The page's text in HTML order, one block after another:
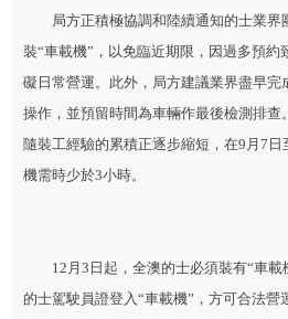
局方正積極協調和陸續通知的士業界
裝“車載機”，以免臨近期限，因過多預約
礙日常營運。此外，局方建議業界盡早完
操作，並預留時間為車輛作最後檢測排查
隨裝工經驗的累積正逐步縮短，在9月7
機需時少於3小時。
12月3日起，全澳的士必須裝有“車載
的士駕駛員證登入“車載機”，方可合法